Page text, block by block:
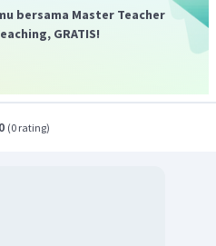
bersama Master Teacher
GRATIS!
(0 rating)